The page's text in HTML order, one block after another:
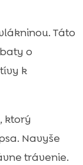
Táto
o
k
ktorý
Navyše
trávenie.